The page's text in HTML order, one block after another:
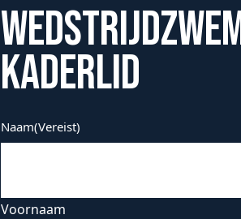
kaderlid
Naam(Vereist)
Voornaam